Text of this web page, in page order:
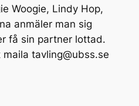
Woogie, Lindy Hop,
anmäler man sig
få sin partner lottad.
tavling@ubss.se